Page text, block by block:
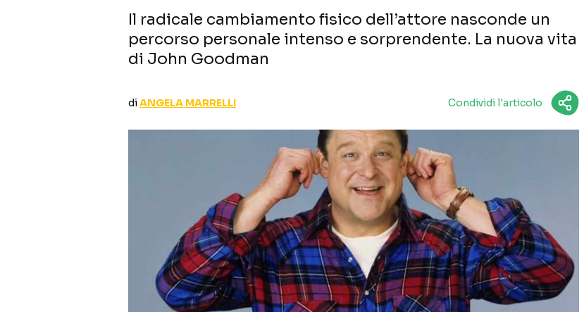
Il radicale cambiamento fisico dell’attore nasconde un
percorso personale intenso e sorprendente. La nuova vita
di John Goodman
diANGELA MARRELLI Condividi l'articolo